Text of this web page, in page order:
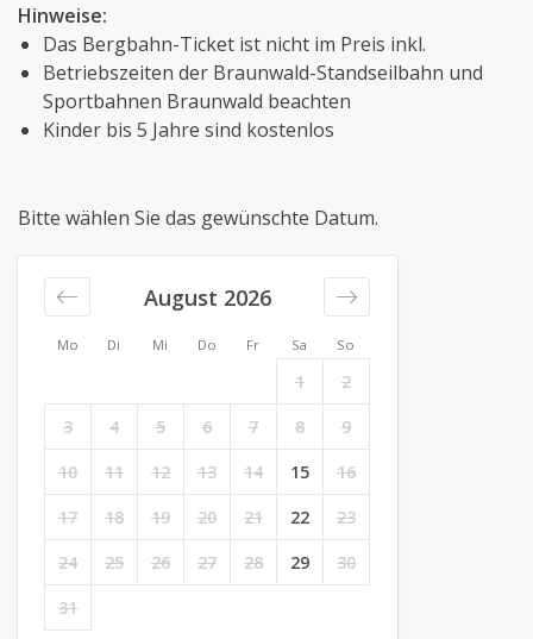
Hinweise:
Das Bergbahn-Ticket ist nicht im Preis inkl.
Betriebszeiten der Braunwald-Standseilbahn und
Sportbahnen Braunwald beachten
Kinder bis 5 Jahre sind kostenlos
Bitte wählen Sie das gewünschte Datum.
Mo Di Mi Do Fr Sa So
August 2026
1
2
3
4 5 6 7 8
9
10
11 12 13 14 15
16
17
18 19 20 21 22
23
24
25 26 27 28 29
30
31